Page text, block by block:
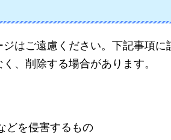
はご遠慮ください。下記事項
、削除する場合があります。
どを侵害するもの